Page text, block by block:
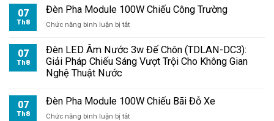
Pha
100W
Biển
Quảng
07
Th8
Đèn Pha Module 100W Chiếu Công Trường
Chức năng bình luận bị tắtở
Pha
Module
100W
Trường
07
Th8
Đèn LED Âm Nước 3w Đế Chôn (TDLAN-DC3):
Giải Pháp Chiếu Sáng Vượt Trội Cho Không Gian
Nghệ Thuật Nước
07
Th8
Đèn Pha Module 100W Chiếu Bãi Đỗ Xe
Chức năng bình luận bị tắtở